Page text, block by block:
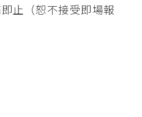
止（恕不接受即場報